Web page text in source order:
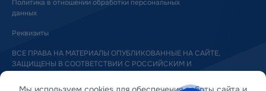
Политика в отношении обработки персональных
данных
Реквизиты
ВСЕ ПРАВА НА МАТЕРИАЛЫ ОПУБЛИКОВАННЫЕ НА САЙТЕ,
ЗАЩИЩЕНЫ В СООТВЕТСТВИИ С РОССИЙСКИМ И
И СМЕЖНЫХ ПРАВАХ